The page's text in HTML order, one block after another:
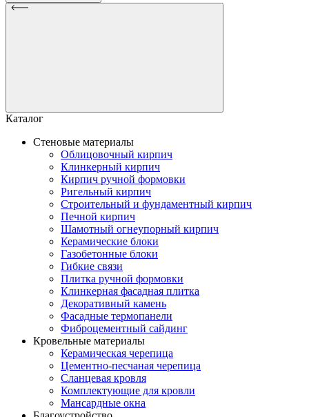
Каталог
Стеновые материалы
Облицовочный кирпич
Клинкерный кирпич
Кирпич ручной формовки
Ригельный кирпич
Строительный и фундаментный кирпич
Печной кирпич
Шамотный огнеупорный кирпич
Керамические блоки
Газобетонные блоки
Гибкие связи
Плитка ручной формовки
Клинкерная фасадная плитка
Декоративный камень
Фасадные термопанели
Фиброцементный сайдинг
Кровельные материалы
Керамическая черепица
Цементно-песчаная черепица
Сланцевая кровля
Комплектующие для кровли
Мансардные окна